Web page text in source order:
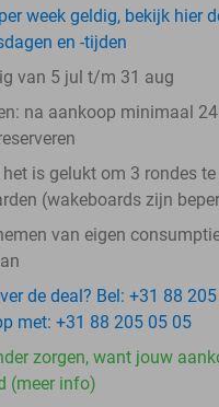
week geldig, bekijk hier
en -tijden
van 5 jul t/m 31 aug
na aankoop minimaal
het is gelukt om 3 rondes
(wakeboards zijn
van eigen
de deal? Bel: +31 88
met: +31 88 205 05 05
zorgen, want jouw
(meer info)